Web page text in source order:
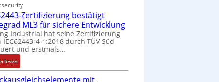
d
u
s
t
r
i
e
b
i
l
f
u
n
k
Zertifizierung bestätigt
ML3 für sichere Entwicklung
Industrial hat seine Zertifizierung
IEC62443-4-1:2018 durch TÜV Süd
und erstmals…
:
I
E
mit